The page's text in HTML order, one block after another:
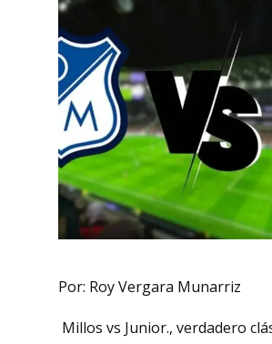
Por: Roy Vergara Munarriz
Millos vs Junior., verdadero